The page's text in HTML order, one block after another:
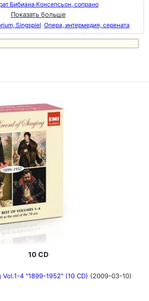
Бибиана Консепсьон, сопрано
Показать больше
Singspiel Опера, интермедия, серената
10 CD
4 "1899-1952" (10 CD) (2009-03-10)